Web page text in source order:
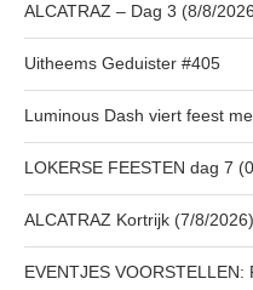
ALCATRAZ – Dag 3 (8/8/
Uitheems Geduister #405
Luminous Dash viert feest
LOKERSE FEESTEN dag 7
ALCATRAZ Kortrijk (7/8/2026)
EVENTJES VOORSTELLEN: